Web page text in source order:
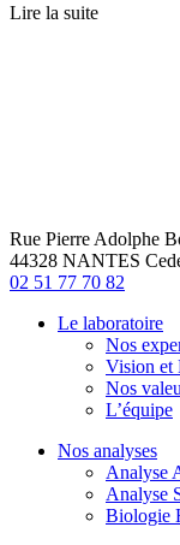
Lire la suite
Rue Pierre Adolphe
44328 NANTES
02 51 77 70 82
Le laboratoire
Nos
Vision et
Nos
L’équipe
Nos analyses
Analyse
Analyse
Biologie